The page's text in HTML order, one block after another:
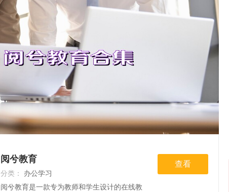
阅兮教育
分类： 办公学习
时间：2026-07-25
阅兮教育是一款专为教师和学生设计的在线教
查看